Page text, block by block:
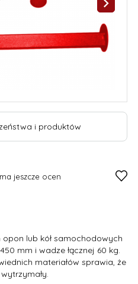
i produktów
jeszcze ocen
lub kół samochodowych
mm i wadze łącznej 60 kg.
materiałów sprawia, że